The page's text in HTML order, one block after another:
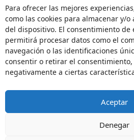
Para ofrecer las mejores
como las cookies para almacenar y/
del dispositivo. El consentimiento de
permitirá procesar datos como el
navegación o las identificaciones
consentir o retirar el
negativamente a ciertas
Aceptar
Denegar
Política de Tratamiento de
S.A
Política de Derechos de Autor
Contenidos
Política Editorial de la Sede
Encuesta de usabilidad